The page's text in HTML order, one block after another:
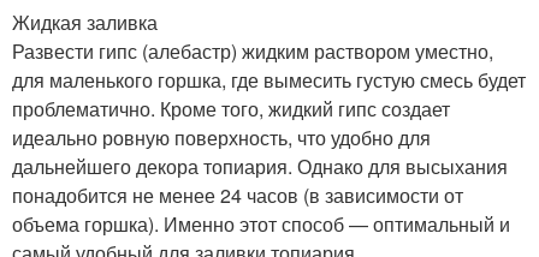
Жидкая заливка
Развести гипс (алебастр) жидким раствором уместно,
для маленького горшка, где вымесить густую смесь будет
проблематично. Кроме того, жидкий гипс создает
идеально ровную поверхность, что удобно для
дальнейшего декора топиария. Однако для высыхания
понадобится не менее 24 часов (в зависимости от
объема горшка). Именно этот способ — оптимальный и